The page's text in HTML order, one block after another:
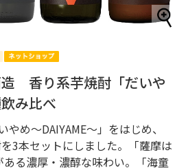
香り系芋焼酎「だいや
み比べ
め～DAIYAME～」をはじめ、
3本セットにしました。「薩摩は
る濃厚・濃醇な味わい。「海童